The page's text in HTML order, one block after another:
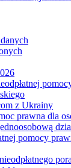
z Ukrainy
prawna dla
pomocy